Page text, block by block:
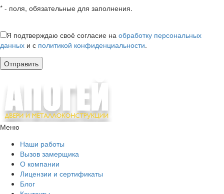
* - поля, обязательные для заполнения.
Я подтверждаю своё согласие на обработку персональных
данных и с политикой конфиденциальности.
Меню
Наши работы
Вызов замерщика
О компании
Лицензии и сертификаты
Блог